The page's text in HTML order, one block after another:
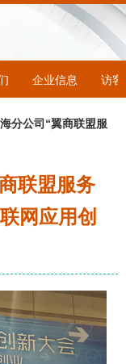
企业信息 访客
分公司“翼商联盟服
联盟服务
网应用创